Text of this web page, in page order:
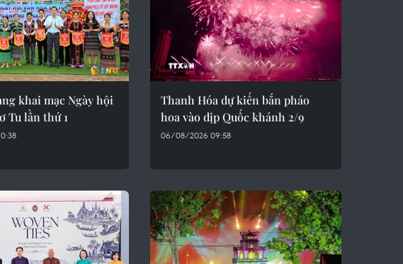
khai mạc Ngày hội
Tu lần thứ 1
Thanh Hóa dự kiến bắn pháo
hoa vào dịp Quốc khánh 2/9
06/08/2026 09:58